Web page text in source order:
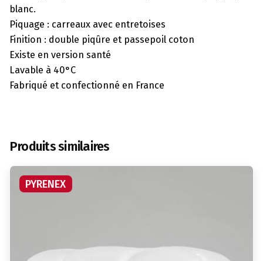
blanc.
Piquage : carreaux avec entretoises
Finition : double piqûre et passepoil coton
Existe en version santé
Lavable à 40°C
Fabriqué et confectionné en France
Produits similaires
PYRENEX